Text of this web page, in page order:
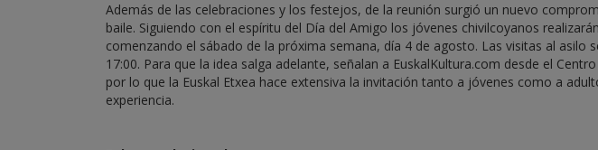
Además de las celebraciones y los festejos, de la reunión surgió un nuevo
baile. Siguiendo con el espíritu del Día del Amigo los jóvenes chivilcoyanos
comenzando el sábado de la próxima semana, día 4 de agosto. Las visitas al asilo
17:00. Para que la idea salga adelante, señalan a EuskalKultura.com desde el
por lo que la Euskal Etxea hace extensiva la invitación tanto a jóvenes como a
experiencia.